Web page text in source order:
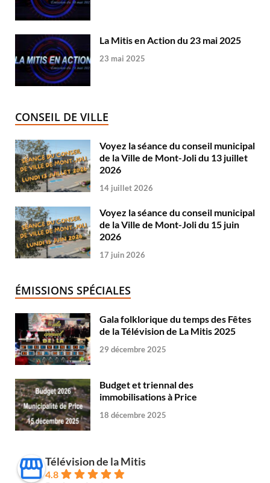
La Mitis en Action du 23 mai 2025
23 mai 2025
CONSEIL DE VILLE
Voyez la séance du conseil municipal
de la Ville de Mont-Joli du 13 juillet
2026
14 juillet 2026
Voyez la séance du conseil municipal
de la Ville de Mont-Joli du 15 juin
2026
17 juin 2026
ÉMISSIONS SPÉCIALES
Gala folklorique du temps des Fêtes
de la Télévision de La Mitis 2025
29 décembre 2025
Budget et triennal des
immobilisations à Price
18 décembre 2025
Télévision de la Mitis
4.8